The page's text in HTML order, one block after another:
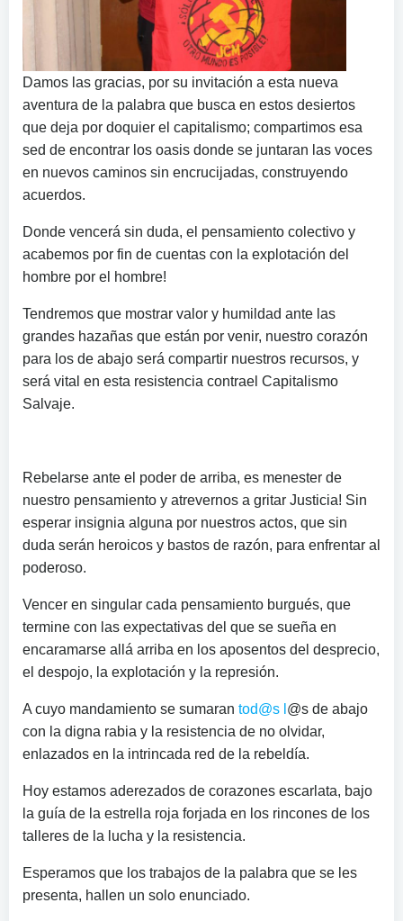
Damos las gracias, por su invitación a esta nueva
aventura de la palabra que busca en estos desiertos
que deja por doquier el capitalismo; compartimos esa
sed de encontrar los oasis donde se juntaran las voces
en nuevos caminos sin encrucijadas, construyendo
acuerdos.
Donde vencerá sin duda, el pensamiento colectivo y
acabemos por fin de cuentas con la explotación del
hombre por el hombre!
Tendremos que mostrar valor y humildad ante las
grandes hazañas que están por venir, nuestro corazón
para los de abajo será compartir nuestros recursos, y
será vital en esta resistencia contrael Capitalismo
Salvaje.
Rebelarse ante el poder de arriba, es menester de
nuestro pensamiento y atrevernos a gritar Justicia! Sin
esperar insignia alguna por nuestros actos, que sin
duda serán heroicos y bastos de razón, para enfrentar al
poderoso.
Vencer en singular cada pensamiento burgués, que
termine con las expectativas del que se sueña en
encaramarse allá arriba en los aposentos del desprecio,
el despojo, la explotación y la represión.
A cuyo mandamiento se sumaran tod@s l @s de abajo
con la digna rabia y la resistencia de no olvidar,
enlazados en la intrincada red de la rebeldía.
Hoy estamos aderezados de corazones escarlata, bajo
la guía de la estrella roja forjada en los rincones de los
talleres de la lucha y la resistencia.
Esperamos que los trabajos de la palabra que se les
presenta, hallen un solo enunciado.